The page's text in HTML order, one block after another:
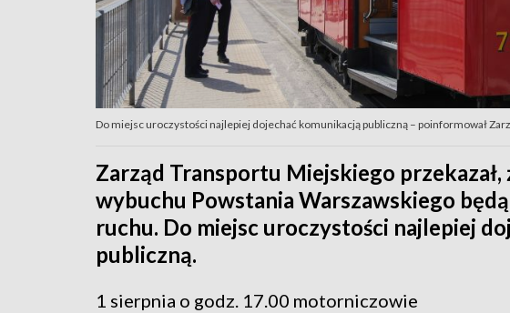
Do miejsc uroczystości najlepiej dojechać komunikacją publiczną – poinformował
Zarząd Transportu Miejskiego
wybuchu Powstania Warszawskiego
ruchu. Do miejsc uroczystości najlepiej
publiczną.
1 sierpnia o godz. 17.00 motorniczowie